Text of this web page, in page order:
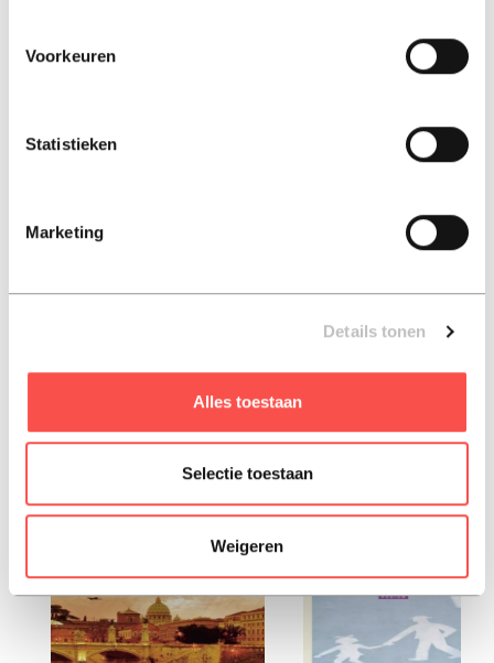
Voorkeuren
Statistieken
Marketing
Details tonen
Alles toestaan
Selectie toestaan
Weigeren
in winkelmand
A novel set in 19th century England that deals with the
ISBN: 9780140177626
Paperback, 1995, Engels
liefhebbers van the quincunx lazen ook: